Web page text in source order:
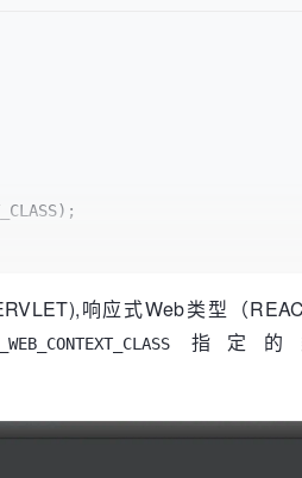
分析器
的initialize()方法来进一步封
的IoC加载完成，
响应式Web类型（
指定的